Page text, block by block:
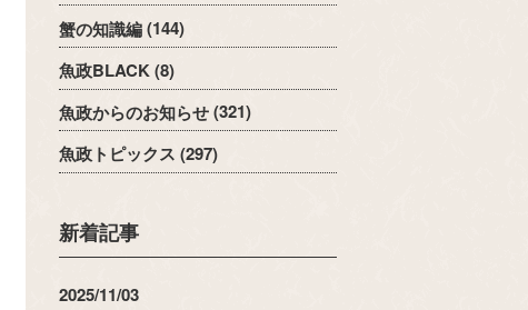
蟹の知識編(144)
魚政BLACK(8)
魚政からのお知らせ(321)
魚政トピックス (297)
新着記事
2025/11/03